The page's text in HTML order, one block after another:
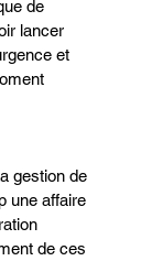
de
lancer
et
gestion de
une affaire
de ces